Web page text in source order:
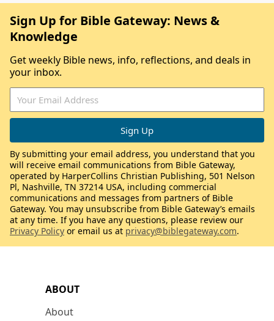
ABOUT
About
Sign Up for Bible Gateway: News &
Knowledge
Get weekly Bible news, info, reflections, and deals in
your inbox.
By submitting your email address, you understand that you
will receive email communications from Bible Gateway,
operated by HarperCollins Christian Publishing, 501 Nelson
Pl, Nashville, TN 37214 USA, including commercial
communications and messages from partners of Bible
Gateway. You may unsubscribe from Bible Gateway’s emails
at any time. If you have any questions, please review our
Privacy Policy or email us at privacy@biblegateway.com.